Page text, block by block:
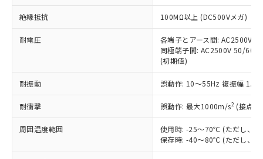
絶縁抵抗 100MΩ以上 (DC500Vメガ)
耐電圧
各端子とアース間: AC2500V
同極端子間: AC2500V 50/
(初期値)
耐振動 誤動作: 10～55Hz 複振幅
耐衝撃 誤動作: 最大1000m/s2 (接点
周囲温度範囲
使用時: -25～70℃ (ただし、氷
保存時: -40～80℃ (ただし、氷
当社制御機器事業取扱商品の中には、
本サービスの対象外となる商品もある
ことをご了承ください。
在庫状況および標準価格照会結果は、
記載している更新日時点での社内デー
タに基づき作成されるものであり、閲
覧された時点での実際の在庫および標
準価格とは異なる場合があることをご
正式な納期状況および標準価格はお客
様のお取引先、またはお客様担当のオ
非該当品：ライセンス料など無形物で、有
害物質有無と関係のない商品です。
いたものが、含有品と判明した場合などや
むを得ず変更することがあります。
六価クロム(Cr(Ⅵ)) 1000ppm以下、ポリ臭化ビフェニル
類(PBB) 1000ppm以下、ポリ臭化ジフェニルエーテル類
(PBDE) 1000ppm以下、フタル酸ビス(2-エチルヘキシ
ル) (DEHP)(別名：DOP) 1000ppm以下、フタル酸ブチ
ルベンジル（BBP） 1000ppm以下、フタル酸ジブチル
（DBP） 1000ppm以下、フタル酸ジイソブチル
「○」：最大均質材料含有率が中国RoHSの
基準値以下であることを示します。
「×」：最大均質材料含有率が中国RoHSの
基準値を超えていることを示します。
「－」：未確認です。当社販売部門へお問
*中国RoHS10物質の基準値 (GB/T26572)：
Pb(鉛) :1000ppm、 Hg(水銀) : 1000ppm、 Cd(カドミウ
Cr(Ⅵ)(六価クロム) : 1000ppm、 PBBs(ポリ臭化ビフェ
ニル類) : 1000ppm、 PBDEs(ポリ臭化ジフェニルエーテ
DBP(フタル酸ジブチル) : 1000ppm、 DIBP(フタル酸ジ
イソブチル) : 1000ppm、 BBP(フタル酸ブチルベンジ
当社は、これら貴社製品のうち、外国
為替および外国貿易法に定める商品
（以下｢規制貨物等」という）を輸出
または国外への提供する場合は、日本
国政府の輸出許可(または役務取引許
可)を取得するなどの必要な手続きを
当社は規制貨物を破棄する場合は、完
全に破砕するなど、違法に輸出されな
○ 一定数以上の在庫あり
一定数には満たないが在庫あり